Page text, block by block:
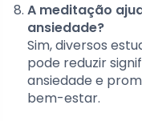
A meditação
ansiedade?
Sim, diversos
pode reduzir
ansiedade e
bem-estar.